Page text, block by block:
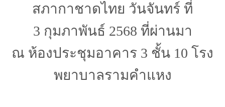
สภากาชาดไทย วันจันทร์ ที่
3 กุมภาพันธ์ 2568 ที่ผ่านมา
ณ ห้องประชุมอาคาร 3 ชั้น 10 โรง
พยาบาลรามคำแหง